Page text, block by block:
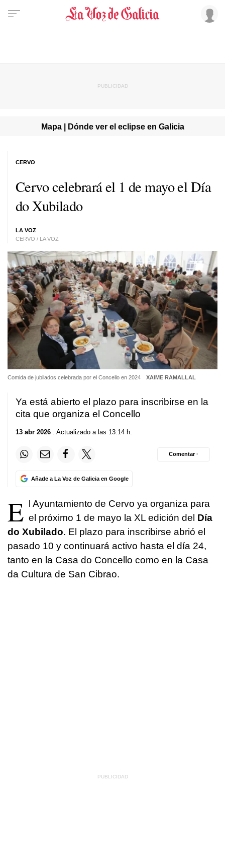
Mapa | Dónde ver el eclipse en Galicia
Cervo celebrará el 1 de mayo el Día
do Xubilado
LA VOZ
CERVO / LA VOZ
CERVO
Comida de jubilados celebrada por el Concello en 2024 XAIME RAMALLAL
Ya está abierto el plazo para inscribirse en la
cita que organiza el Concello
13 abr 2026 . Actualizado a las 13:14 h.
Añade a La Voz de Galicia en Google
Comentar ·
E l Ayuntamiento de Cervo ya organiza para
el próximo 1 de mayo la XL edición del Día
do Xubilado. El plazo para inscribirse abrió el
pasado 10 y continuará activo hasta el día 24,
tanto en la Casa do Concello como en la Casa
da Cultura de San Cibrao.